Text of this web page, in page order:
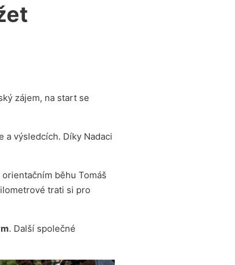
zájem, na start se
a výsledcích. Díky Nadaci
běhu Tomáš
trati si pro
. Další společné